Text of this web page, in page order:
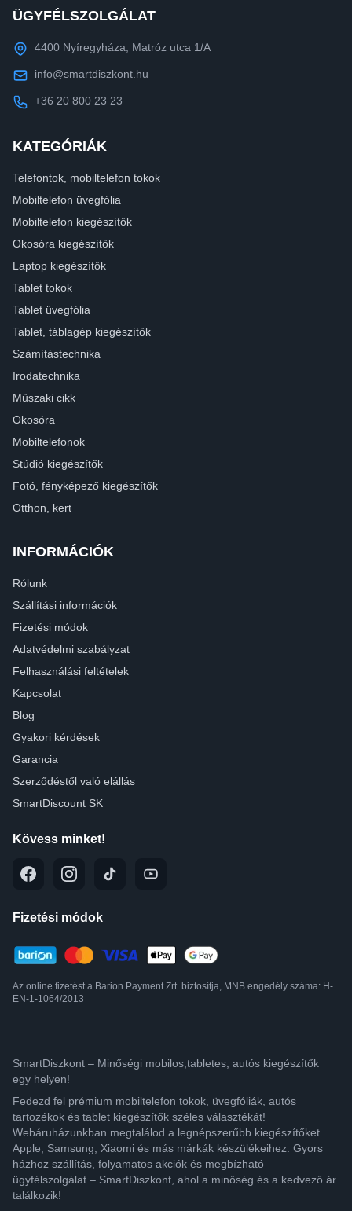
ÜGYFÉLSZOLGÁLAT
4400 Nyíregyháza, Matróz utca 1/A
info@smartdiszkont.hu
+36 20 800 23 23
KATEGÓRIÁK
Telefontok, mobiltelefon tokok
Mobiltelefon üvegfólia
Mobiltelefon kiegészítők
Okosóra kiegészítők
Laptop kiegészítők
Tablet tokok
Tablet üvegfólia
Tablet, táblagép kiegészítők
Számítástechnika
Irodatechnika
Műszaki cikk
Okosóra
Mobiltelefonok
Stúdió kiegészítők
Fotó, fényképező kiegészítők
Otthon, kert
INFORMÁCIÓK
Rólunk
Szállítási információk
Fizetési módok
Adatvédelmi szabályzat
Felhasználási feltételek
Kapcsolat
Blog
Gyakori kérdések
Garancia
Szerződéstől való elállás
SmartDiscount SK
Kövess minket!
Fizetési módok
Az online fizetést a Barion Payment Zrt. biztosítja, MNB engedély száma: H-
EN-1-1064/2013
SmartDiszkont – Minőségi mobilos,tabletes, autós kiegészítők
egy helyen!
Fedezd fel prémium mobiltelefon tokok, üvegfóliák, autós
tartozékok és tablet kiegészítők széles választékát!
Webáruházunkban megtalálod a legnépszerűbb kiegészítőket
Apple, Samsung, Xiaomi és más márkák készülékeihez. Gyors
házhoz szállítás, folyamatos akciók és megbízható
ügyfélszolgálat – SmartDiszkont, ahol a minőség és a kedvező ár
találkozik!